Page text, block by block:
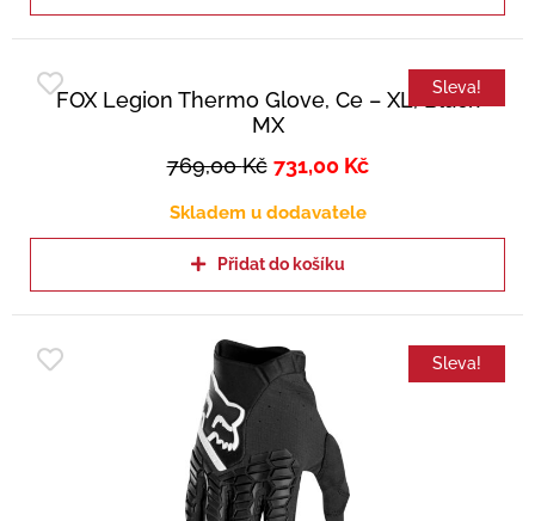
Sleva!
FOX Legion Thermo Glove, Ce – XL, Black
MX
769,00Kč 731,00 Kč
Skladem u dodavatele
Přidat do košíku
Sleva!